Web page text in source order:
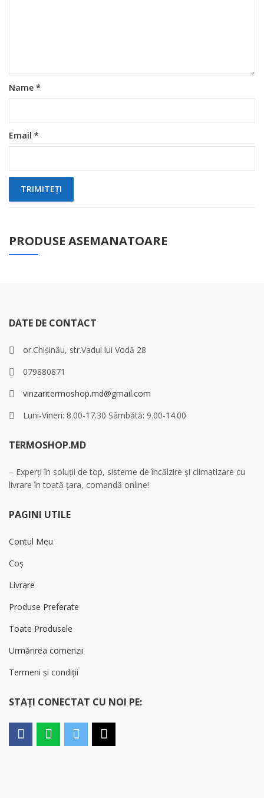
Name *
Email *
PRODUSE ASEMANATOARE
DATE DE CONTACT
or.Chișinău, str.Vadul lui Vodă 28
079880871
vinzaritermoshop.md@gmail.com
Luni-Vineri: 8.00-17.30 Sâmbătă: 9.00-14.00
TERMOSHOP.MD
– Experți în soluții de top, sisteme de încălzire și climatizare cu
livrare în toată țara, comandă online!
PAGINI UTILE
Contul Meu
Coș
Livrare
Produse Preferate
Toate Produsele
Urmărirea comenzii
Termeni și condiții
STAȚI CONECTAT CU NOI PE: